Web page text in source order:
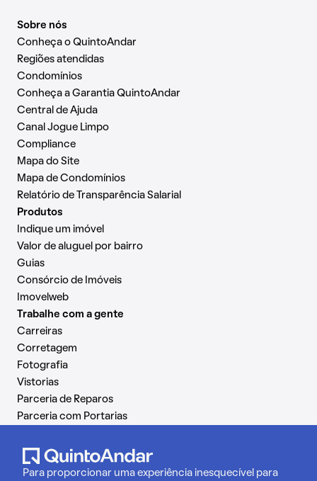
Sobre nós
Conheça o QuintoAndar
Regiões atendidas
Condomínios
Conheça a Garantia QuintoAndar
Central de Ajuda
Canal Jogue Limpo
Compliance
Mapa do Site
Mapa de Condomínios
Relatório de Transparência Salarial
Produtos
Indique um imóvel
Valor de aluguel por bairro
Guias
Consórcio de Imóveis
Imovelweb
Trabalhe com a gente
Carreiras
Corretagem
Fotografia
Vistorias
Parceria de Reparos
Parceria com Portarias
Para proporcionar uma experiência inesquecível para